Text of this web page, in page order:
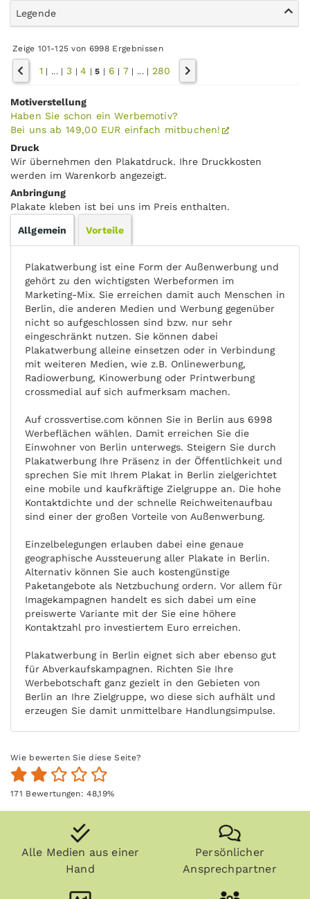
Legende
Zeige 101-125 von 6998 Ergebnissen
1 | ... |3 |4 |5 | 6 | 7| ...| 280
Motiverstellung
Haben Sie schon ein Werbemotiv?
Bei uns ab 149,00 EUR einfach mitbuchen!
Druck
Wir übernehmen den Plakatdruck. Ihre Druckkosten
werden im Warenkorb angezeigt.
Anbringung
Plakate kleben ist bei uns im Preis enthalten.
Allgemein Vorteile
Plakatwerbung ist eine Form der Außenwerbung und
gehört zu den wichtigsten Werbeformen im
Marketing-Mix. Sie erreichen damit auch Menschen in
Berlin, die anderen Medien und Werbung gegenüber
nicht so aufgeschlossen sind bzw. nur sehr
eingeschränkt nutzen. Sie können dabei
Plakatwerbung alleine einsetzen oder in Verbindung
mit weiteren Medien, wie z.B. Onlinewerbung,
Radiowerbung, Kinowerbung oder Printwerbung
crossmedial auf sich aufmerksam machen.
Auf crossvertise.com können Sie in Berlin aus 6998
Werbeflächen wählen. Damit erreichen Sie die
Einwohner von Berlin unterwegs. Steigern Sie durch
Plakatwerbung Ihre Präsenz in der Öffentlichkeit und
sprechen Sie mit Ihrem Plakat in Berlin zielgerichtet
eine mobile und kaufkräftige Zielgruppe an. Die hohe
Kontaktdichte und der schnelle Reichweitenaufbau
sind einer der großen Vorteile von Außenwerbung.
Einzelbelegungen erlauben dabei eine genaue
geographische Aussteuerung aller Plakate in Berlin.
Alternativ können Sie auch kostengünstige
Paketangebote als Netzbuchung ordern. Vor allem für
Imagekampagnen handelt es sich dabei um eine
preiswerte Variante mit der Sie eine höhere
Kontaktzahl pro investiertem Euro erreichen.
Plakatwerbung in Berlin eignet sich aber ebenso gut
für Abverkaufskampagnen. Richten Sie Ihre
Werbebotschaft ganz gezielt in den Gebieten von
Berlin an Ihre Zielgruppe, wo diese sich aufhält und
erzeugen Sie damit unmittelbare Handlungsimpulse.
Wie bewerten Sie diese Seite?
171 Bewertungen:48,19%
Alle Medien aus einer
Hand
Persönlicher
Ansprechpartner